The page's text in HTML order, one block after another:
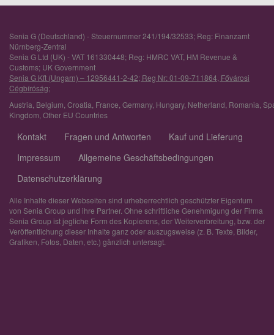
Senia G (Deutschland) - Steuernummer 241/194/32533; Reg: Finanzamt
Nürnberg-Zentral
Senia G Ltd (UK) - VAT 161330448; Reg: HMRC VAT, HM Revenue &
Customs; UK Government
Senia G Kft (Ungarn) – 12956441-2-42; Reg Nr: 01-09-711864, Fővárosi
Cégbíróság;
Austria Belgium Croatia France Germany, Hungary, Netherland Romania
Kingdom Other EU Countries
Kontakt Fragen und Antworten
Kauf und Lieferung
Impressum
Allgemeine Geschäftsbedingungen
Datenschutzerklärung
Alle Inhalte dieser Webseiten sind urheberrechtlich geschützter Eigentum
von Senia Group und ihre Partner. Ohne schriftliche Genehmigung der Firma
Senia Group ist jegliche Form des Kopierens, der Weiterverbreitung, bzw. der
Veröffentlichung dieser Inhalte ganz oder auszugsweise (z. B. Texte, Bilder,
Grafiken, Fotos, Daten, etc.) gänzlich untersagt.